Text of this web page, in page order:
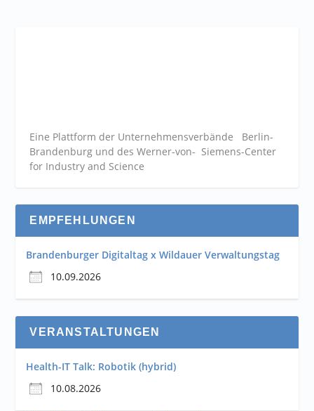
Eine Plattform der Unternehmensverbände Berlin-
Brandenburg und des Werner-von- Siemens-Center
for Industry and Science
EMPFEHLUNGEN
Brandenburger Digitaltag x Wildauer Verwaltungstag
10.09.2026
VERANSTALTUNGEN
Health-IT Talk: Robotik (hybrid)
10.08.2026